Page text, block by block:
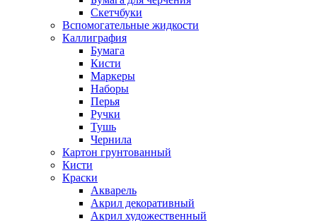
Скетчбуки
Вспомогательные жидкости
Каллиграфия
Бумага
Кисти
Маркеры
Наборы
Перья
Ручки
Тушь
Чернила
Картон грунтованный
Кисти
Краски
Акварель
Акрил декоративный
Акрил художественный